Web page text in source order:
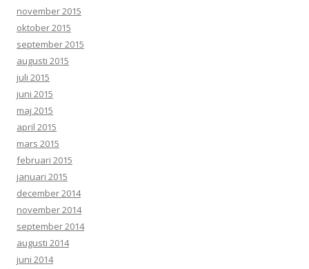
november 2015
oktober 2015
september 2015
augusti 2015
juli 2015
juni 2015
maj 2015
april 2015
mars 2015
februari 2015
januari 2015
december 2014
november 2014
september 2014
augusti 2014
juni 2014